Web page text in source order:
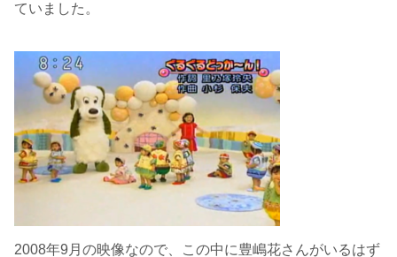
ていました。
2008年9月の映像なので、この中に豊嶋花さんがいるはず